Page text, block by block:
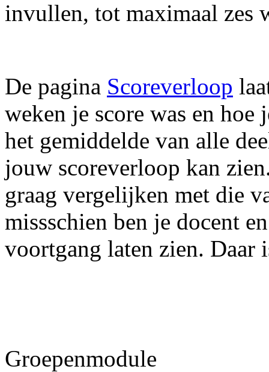
invullen, tot maximaal zes
De pagina Scoreverloop
weken je score was en hoe
het gemiddelde van alle
jouw scoreverloop kan
graag vergelijken met die
missschien ben je docent
voortgang laten zien. Daar
Groepenmodule